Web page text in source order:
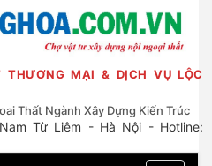
THƯƠNG MẠI & DỊCH VỤ LỘC
Thất Ngành Xây Dựng Kiến Trúc
Từ Liêm - Hà Nội - Hotline: